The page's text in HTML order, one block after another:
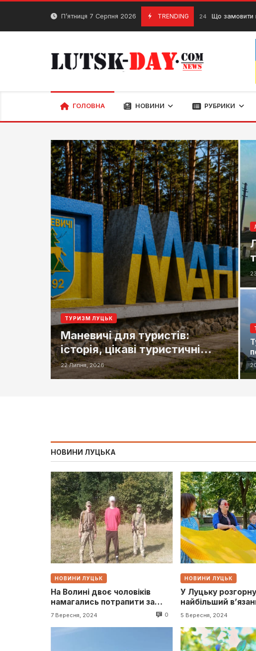
П’ятниця 7 Серпня 2026 TRENDING
26 Червня, 2024 Що замовити на вечерю
ГОЛОВНА НОВИНИ РУБРИКИ
ТУРИЗМ ЛУЦЬК
Маневичі для туристів:
історія, цікаві туристичні
місця та маршрути поблизу
22 Липня, 2026
НОВИНИ ЛУЦЬКА
НОВИНИ ЛУЦЬК
На Волині двоє чоловіків
намагались потрапити за
кордон
7 Вересня, 2024 0
НОВИНИ ЛУЦЬК
У Луцьку
найбільший
Україні
5 Вересня, 2024